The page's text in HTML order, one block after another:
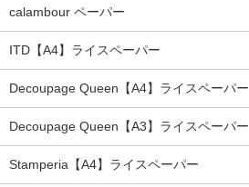
calambour ペーパー
ITD【A4】ライスペーパー
Decoupage Queen【A4】ライスペーパー
Decoupage Queen【A3】ライスペーパー
Stamperia【A4】ライスペーパー